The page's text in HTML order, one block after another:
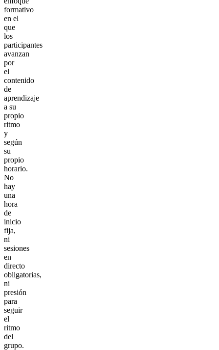
formativo
en el
que
los
participantes
avanzan
por
el
contenido
de
aprendizaje
a su
propio
ritmo
y
según
su
propio
horario.
No
hay
una
hora
de
inicio
fija,
ni
sesiones
en
directo
obligatorias,
ni
presión
para
seguir
el
ritmo
del
grupo.